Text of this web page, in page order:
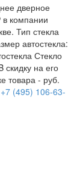
дверное
в компании
Тип стекла
автостекла:
Стекло
скидку на его
товара - руб.
+7 (495) 106-63-